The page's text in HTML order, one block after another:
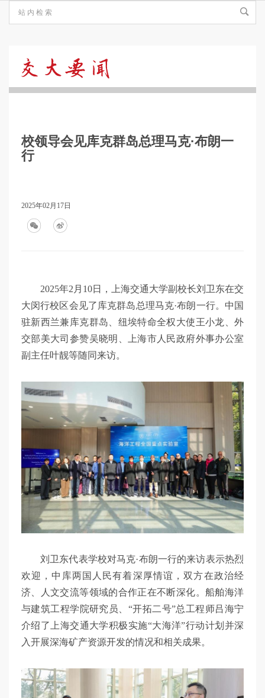
要
校领导会见库克群岛总理马克·布朗一
行
2025年02月17日
2025年2月10日，上海交通大学副校长刘卫东在交
大闵行校区会见了库克群岛总理马克·布朗一行。中国
驻新西兰兼库克群岛、纽埃特命全权大使王小龙、外
交部美大司参赞吴晓明、上海市人民政府外事办公室
副主任叶靓等随同来访。
刘卫东代表学校对马克·布朗一行的来访表示热烈
欢迎，中库两国人民有着深厚情谊，双方在政治经
济、人文交流等领域的合作正在不断深化。船舶海洋
与建筑工程学院研究员、“开拓二号”总工程师吕海宁
介绍了上海交通大学积极实施“大海洋”行动计划并深
入开展深海矿产资源开发的情况和相关成果。